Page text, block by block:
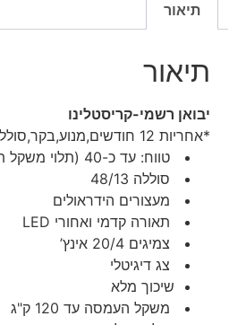
תיאור
תיאור
יבואן רשמי-קריסטלינו
*אחריות 12 חודשים,מנוע,בקר,סוללה.
טווח: עד כ-40 (תלוי משקל תוואי שטח)
סוללה 48/13
מעצורים הידראולים
תאורה קדמי ואחורי LED
צמיגים 20/4 אינץ’
צג דיגיטלי
שיכוך מלא
משקל העמסה עד 120 ק"ג